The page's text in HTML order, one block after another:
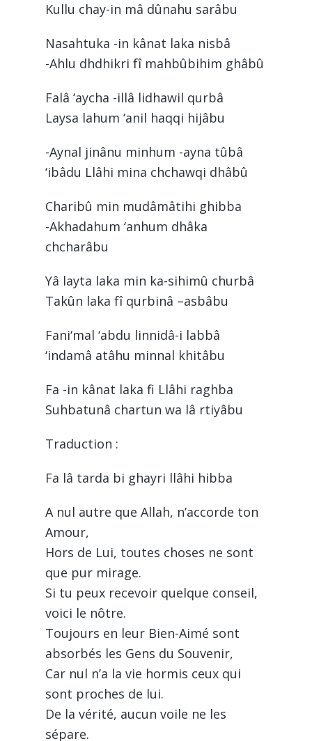
Kullu chay-in mâ dûnahu sarâbu
Nasahtuka -in kânat laka nisbâ
-Ahlu dhdhikri fî mahbûbihim ghâbû
Falâ ‘aycha -illâ lidhawil qurbâ
Laysa lahum ‘anil haqqi hijâbu
-Aynal jinânu minhum -ayna tûbâ
‘ibâdu Llâhi mina chchawqi dhâbû
Charibû min mudâmâtihi ghibba
-Akhadahum ‘anhum dhâka
chcharâbu
Yâ layta laka min ka-sihimû churbâ
Takûn laka fî qurbinâ –asbâbu
Fani‘mal ‘abdu linnidâ-i labbâ
‘indamâ atâhu minnal khitâbu
Fa -in kânat laka fi Llâhi raghba
Suhbatunâ chartun wa lâ rtiyâbu
Traduction :
Fa lâ tarda bi ghayri llâhi hibba
A nul autre que Allah, n’accorde ton
Amour,
Hors de Lui, toutes choses ne sont
que pur mirage.
Si tu peux recevoir quelque conseil,
voici le nôtre.
Toujours en leur Bien-Aimé sont
absorbés les Gens du Souvenir,
Car nul n’a la vie hormis ceux qui
sont proches de lui.
De la vérité, aucun voile ne les
sépare.